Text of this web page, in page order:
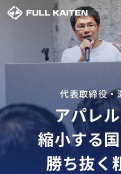
代表取締役・
アパレ
縮小する
勝ち抜く